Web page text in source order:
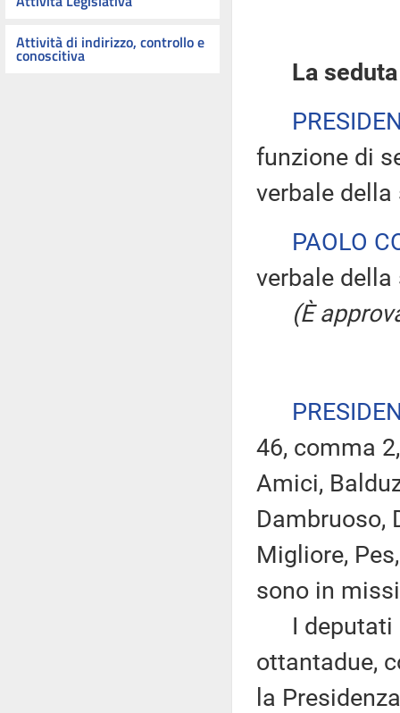
Attività di indirizzo, controllo e
conoscitiva
La
funzione di
verbale della
PAOLO
verbale
(È
46, comma
Amici,
Dambruoso,
Migliore,
sono in
I deputati
ottantadue,
la